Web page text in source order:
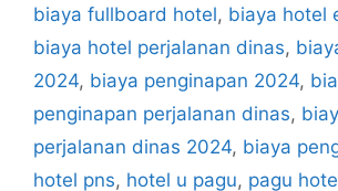
biaya fullboard hotel, biaya hotel
biaya hotel perjalanan dinas,
2024, biaya penginapan 2024,
penginapan perjalanan dinas,
perjalanan dinas 2024, biaya
hotel pns, hotel u pagu, pagu